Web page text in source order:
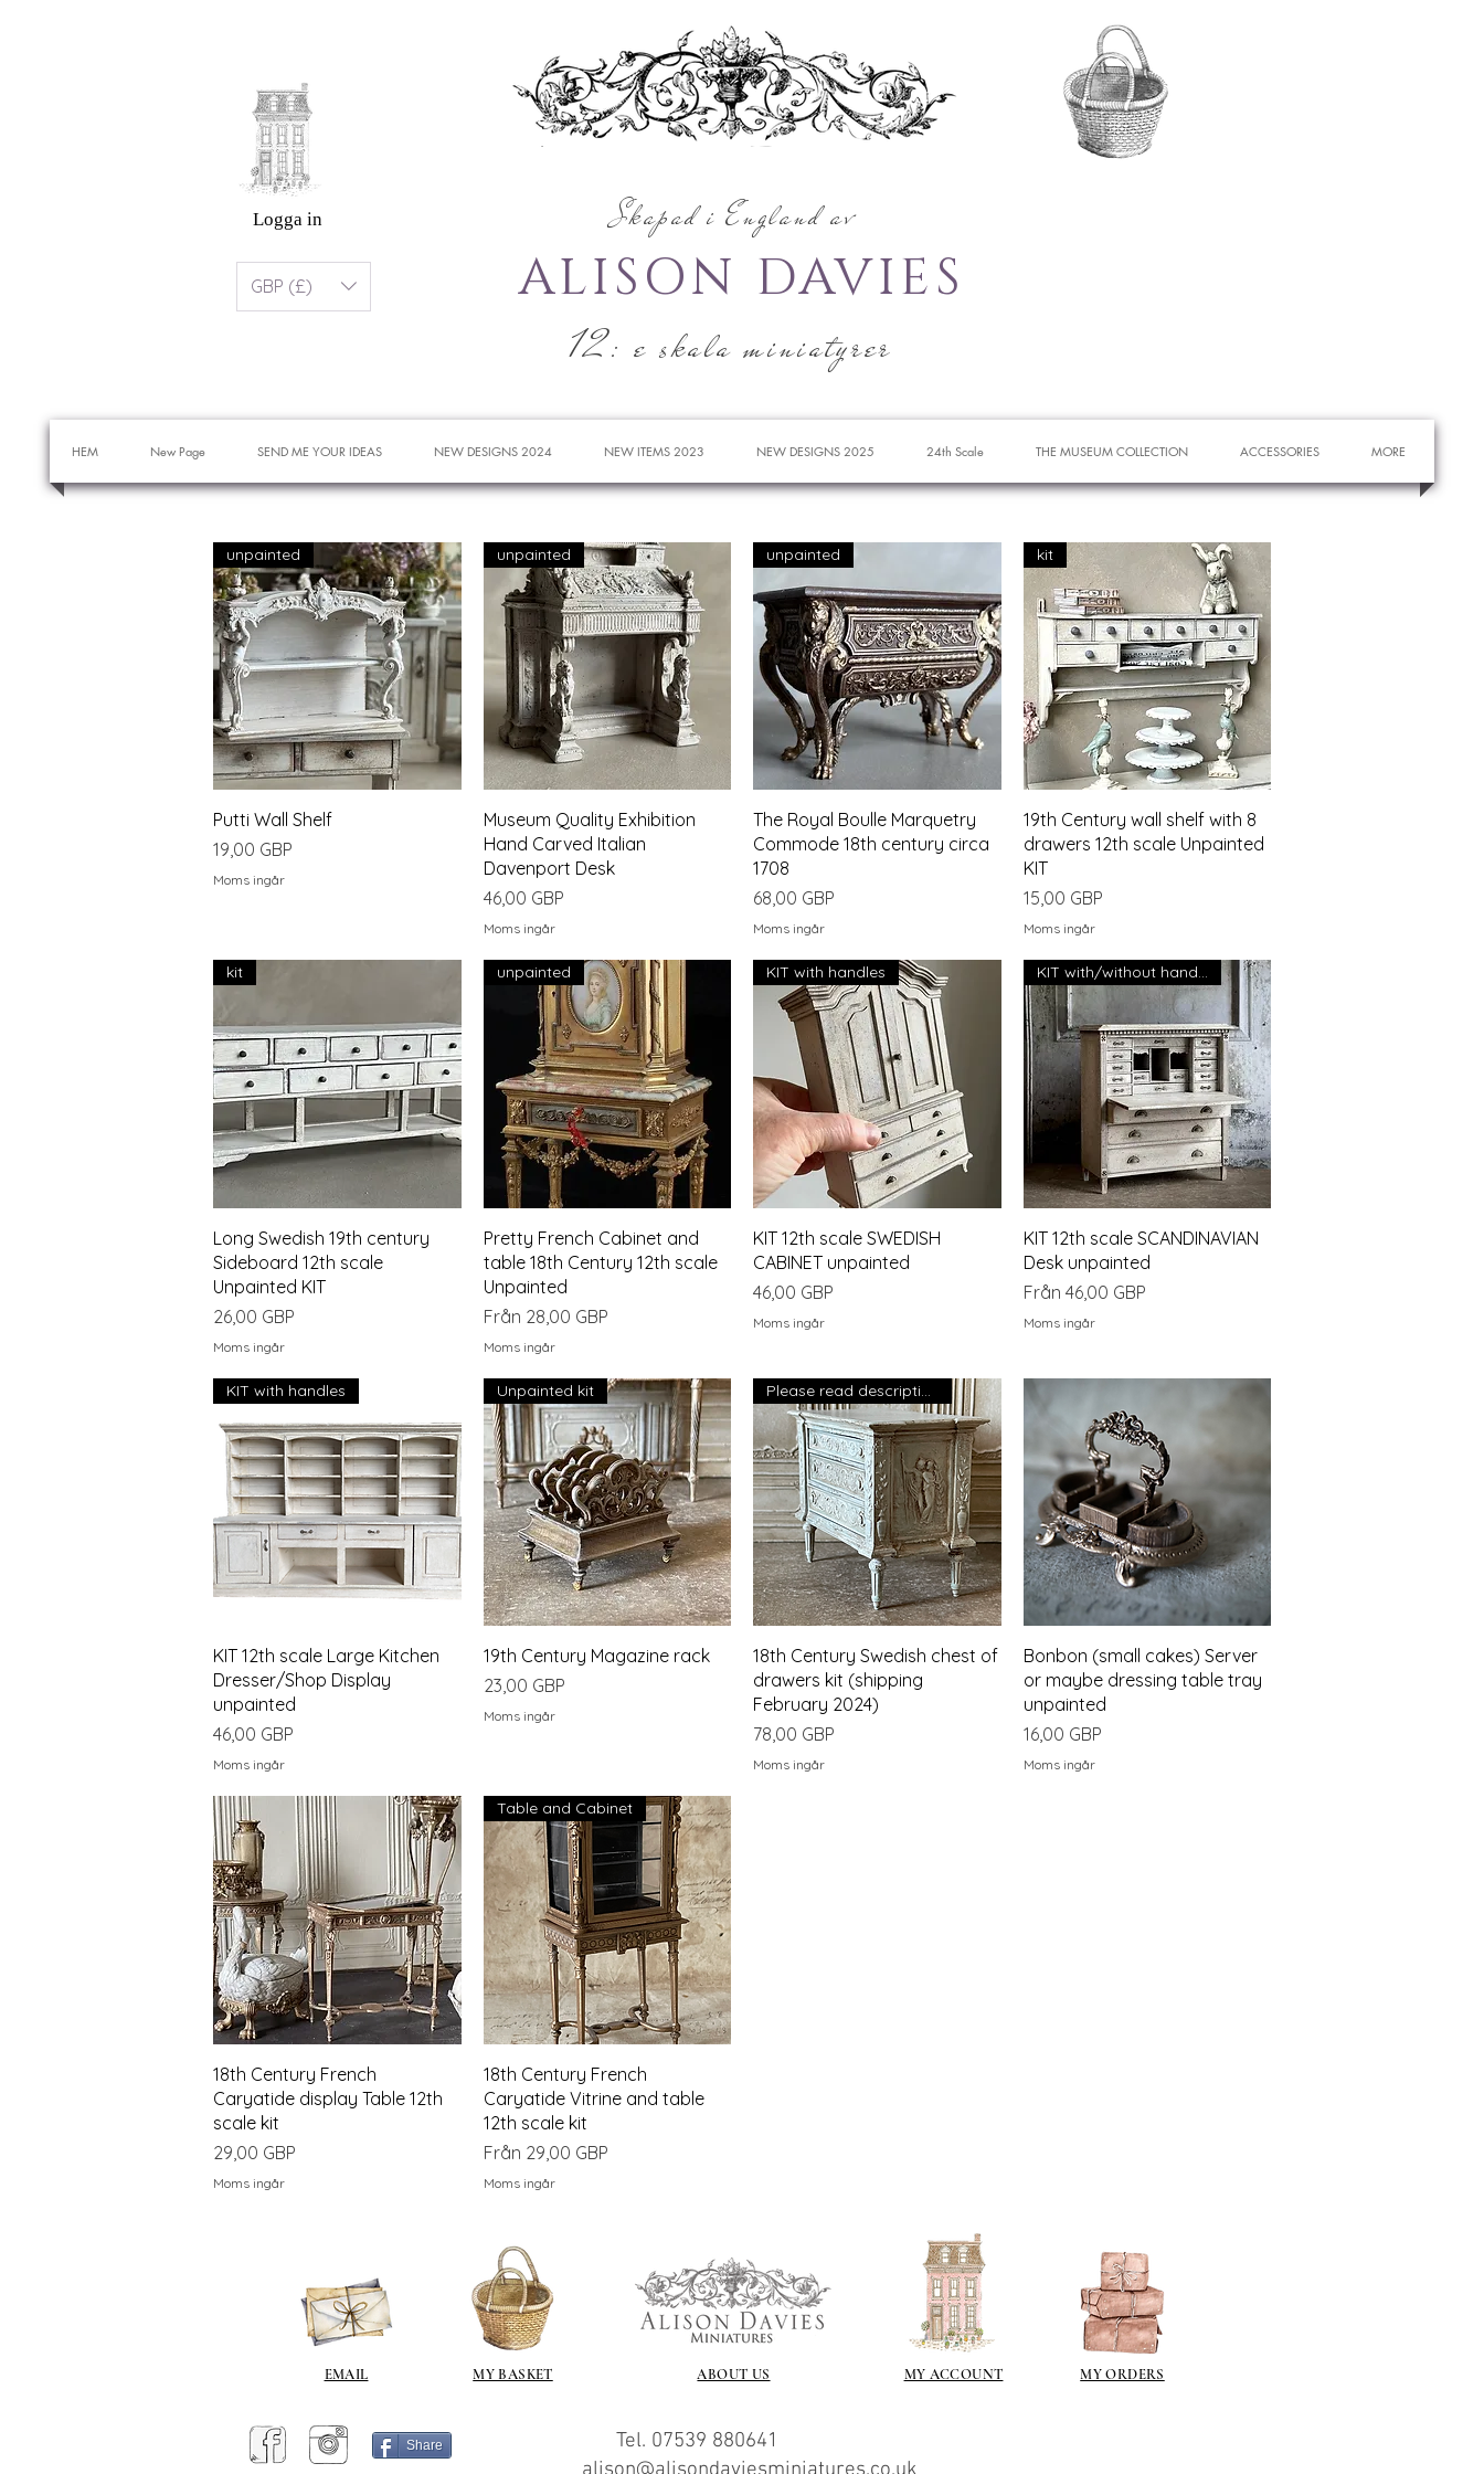
Skapad i England av
ALISON DAVIES
Logga in
GBP (£)
12: e skala miniatyrer
HEM New Page SEND ME YOUR IDEAS NEW DESIGNS 2024 NEW ITEMS 2023 NEW DESIGNS 2025 24th Scale THE MUSEUM COLLECTION ACCESSORIES MORE
Snabbvisning
unpainted
Putti Wall Shelf
Pris
19,00 GBP
Moms ingår
Snabbvisning
unpainted
Museum Quality Exhibition
Hand Carved Italian
Davenport Desk
Pris
46,00 GBP
Moms ingår
Snabbvisning
unpainted
The Royal Boulle Marquetry
Commode 18th century circa
1708
Pris
68,00 GBP
Moms ingår
Snabbvisning
kit
19th Century wall shelf with 8
drawers 12th scale Unpainted
KIT
Pris
15,00 GBP
Moms ingår
Snabbvisning
kit
Long Swedish 19th century
Sideboard 12th scale
Unpainted KIT
Pris
26,00 GBP
Moms ingår
Snabbvisning
unpainted
Pretty French Cabinet and
table 18th Century 12th scale
Unpainted
Från 28,00 GBP
Reapris
Moms ingår
Snabbvisning
KIT with handles
KIT 12th scale SWEDISH
CABINET unpainted
Pris
46,00 GBP
Moms ingår
Snabbvisning
KIT with/without handles
KIT 12th scale SCANDINAVIAN
Desk unpainted
Från 46,00 GBP
Reapris
Moms ingår
Snabbvisning
KIT with handles
KIT 12th scale Large Kitchen
Dresser/Shop Display
unpainted
Pris
46,00 GBP
Moms ingår
Snabbvisning
Unpainted kit
19th Century Magazine rack
Pris
23,00 GBP
Moms ingår
Snabbvisning
Please read description
18th Century Swedish chest of
drawers kit (shipping
February 2024)
Pris
78,00 GBP
Moms ingår
Snabbvisning
Bonbon (small cakes) Server
or maybe dressing table tray
unpainted
Pris
16,00 GBP
Moms ingår
Snabbvisning
18th Century French
Caryatide display Table 12th
scale kit
Pris
29,00 GBP
Moms ingår
Snabbvisning
Table and Cabinet
18th Century French
Caryatide Vitrine and table
12th scale kit
Från 29,00 GBP
Reapris
Moms ingår
EMAIL MY BASKET ABOUT US MY ACCOUNT MY ORDERS
Share
Tel. 07539 880641